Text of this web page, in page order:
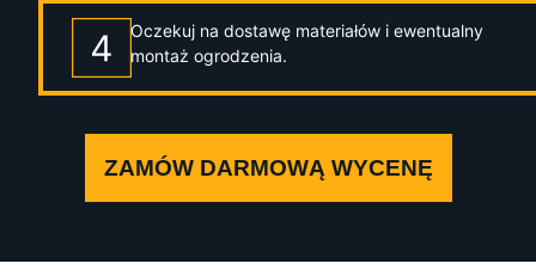
Oczekuj na dostawę materiałów i ewentualny
montaż ogrodzenia.
ZAMÓW DARMOWĄ WYCENĘ